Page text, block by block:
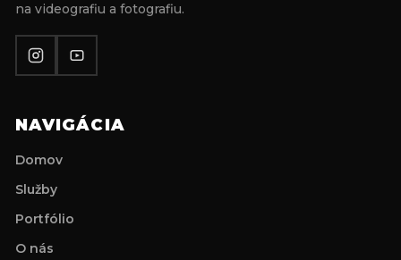
na videografiu a fotografiu.
NAVIGÁCIA
Domov
Služby
Portfólio
O nás